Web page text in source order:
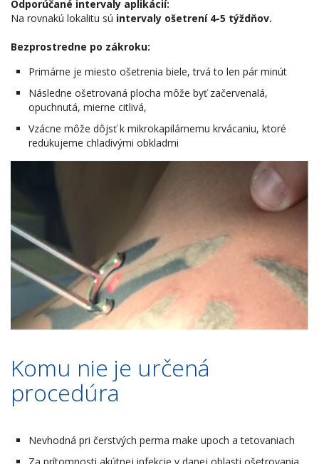
Odporúčané intervaly aplikácií:
Na rovnakú lokalitu sú intervaly ošetrení 4-5 týždňov.
Bezprostredne po zákroku:
Primárne je miesto ošetrenia biele, trvá to len pár minút
Následne ošetrovaná plocha môže byť začervenalá,
opuchnutá, mierne citlivá,
Vzácne môže dôjsť k mikrokapilárnemu krvácaniu, ktoré
redukujeme chladivými obkladmi
Komu nie je určená
procedúra
Nevhodná pri čerstvých perma make upoch a tetovaniach